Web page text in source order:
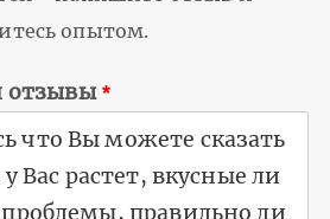
опытом.
отзывы